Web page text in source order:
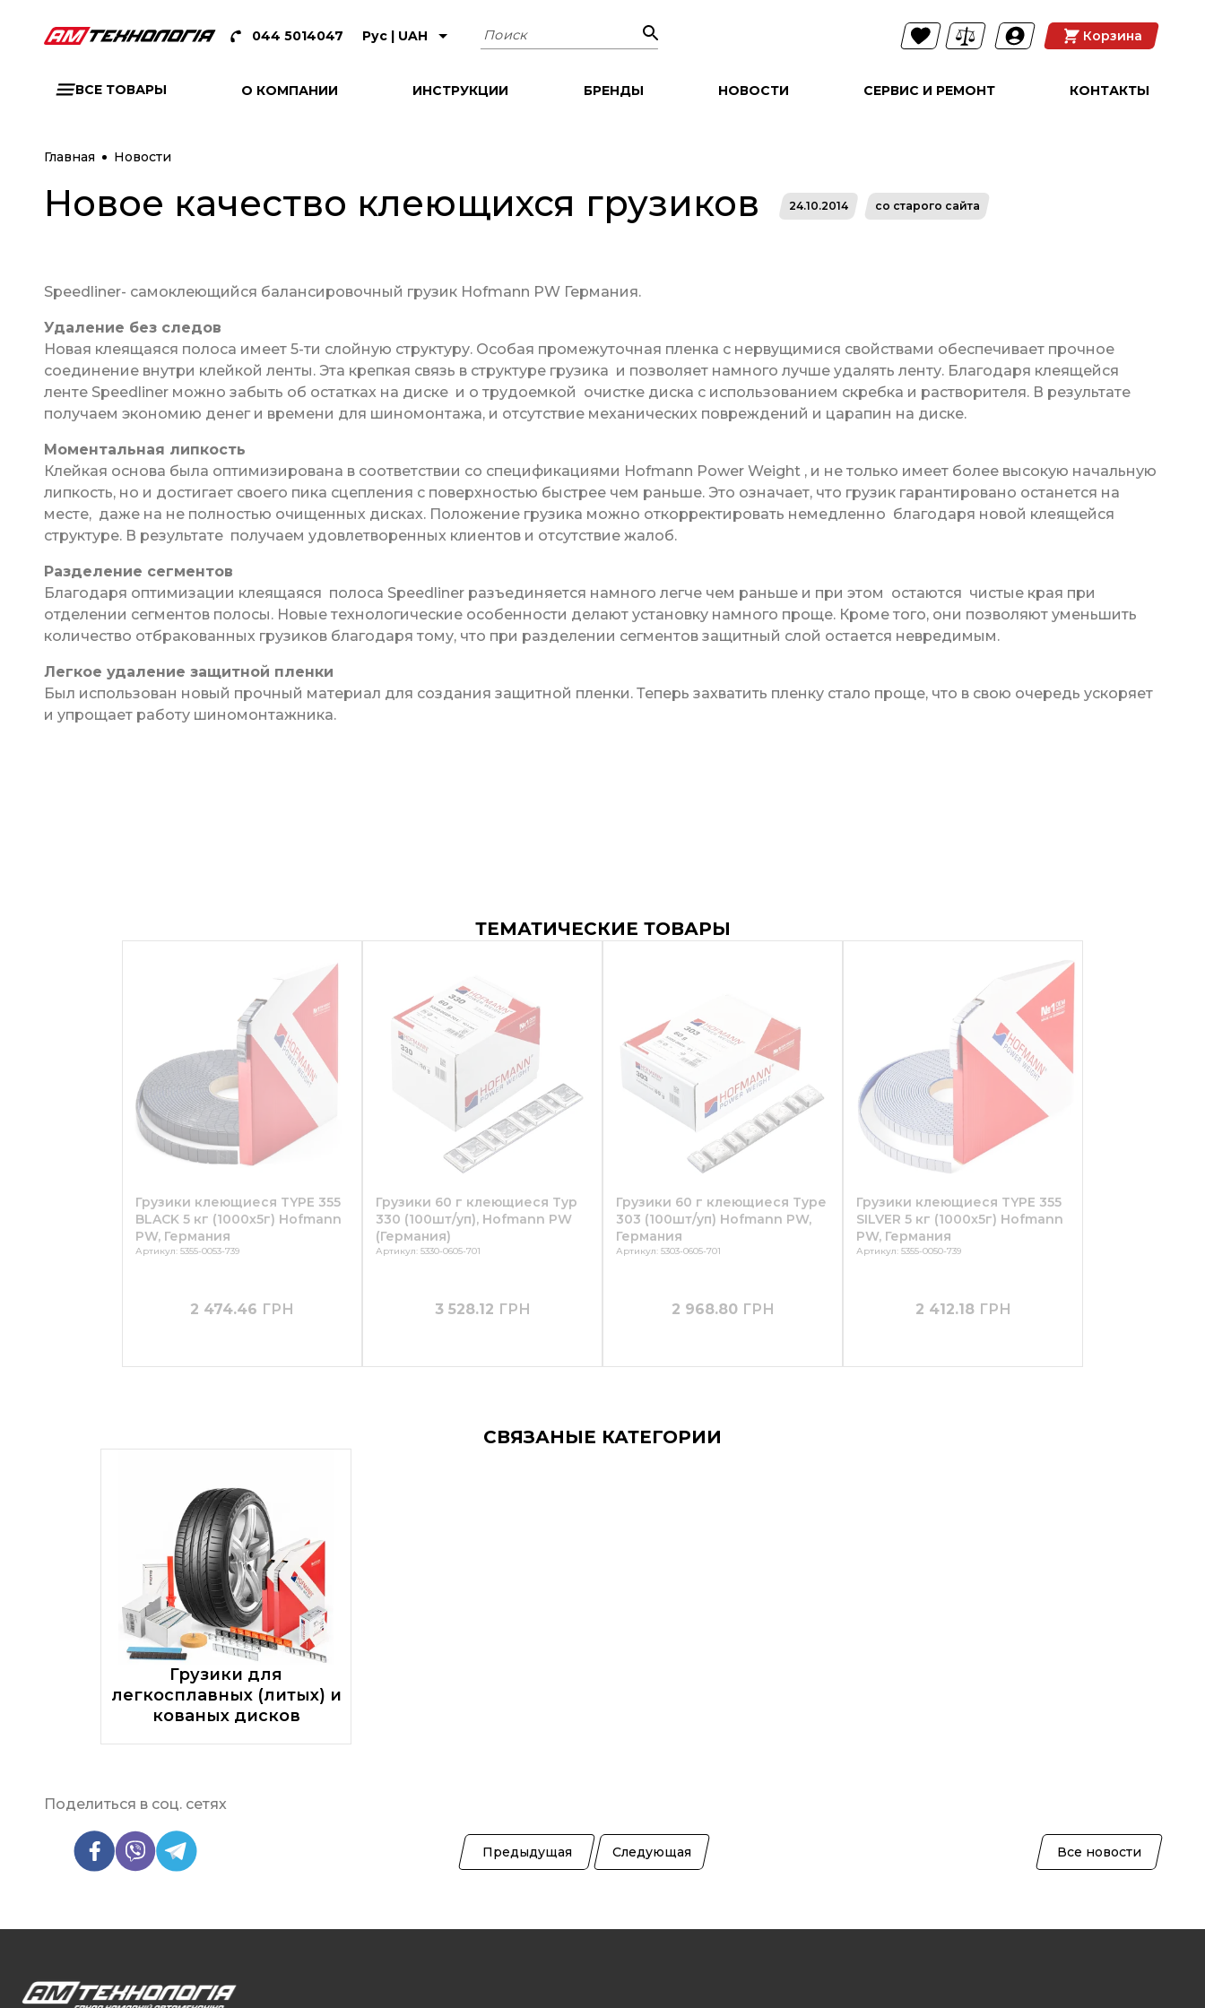
044 5014047 Рус | UAH Поиск Корзина
ВСЕ ТОВАРЫ О КОМПАНИИ ИНСТРУКЦИИ БРЕНДЫ НОВОСТИ СЕРВИС И РЕМОНТ КОНТАКТЫ
Главная Новости
Новое качество клеющихся грузиков 24.10.2014 со старого сайта
Speedliner- самоклеющийся балансировочный грузик Hofmann PW Германия.
Удаление без следов
Новая клеящаяся полоса имеет 5-ти слойную структуру. Особая промежуточная пленка с нервущимися свойствами обеспечивает прочное
соединение внутри клейкой ленты. Эта крепкая связь в структуре грузика и позволяет намного лучше удалять ленту. Благодаря клеящейся
ленте Speedliner можно забыть об остатках на диске и о трудоемкой очистке диска с использованием скребка и растворителя. В результате
получаем экономию денег и времени для шиномонтажа, и отсутствие механических повреждений и царапин на диске.
Моментальная липкость
Клейкая основа была оптимизирована в соответствии со спецификациями Hofmann Power Weight , и не только имеет более высокую начальную
липкость, но и достигает своего пика сцепления с поверхностью быстрее чем раньше. Это означает, что грузик гарантировано останется на
месте, даже на не полностью очищенных дисках. Положение грузика можно откорректировать немедленно благодаря новой клеящейся
структуре. В результате получаем удовлетворенных клиентов и отсутствие жалоб.
Разделение сегментов
Благодаря оптимизации клеящаяся полоса Speedliner разъединяется намного легче чем раньше и при этом остаются чистые края при
отделении сегментов полосы. Новые технологические особенности делают установку намного проще. Кроме того, они позволяют уменьшить
количество отбракованных грузиков благодаря тому, что при разделении сегментов защитный слой остается невредимым.
Легкое удаление защитной пленки
Был использован новый прочный материал для создания защитной пленки. Теперь захватить пленку стало проще, что в свою очередь ускоряет
и упрощает работу шиномонтажника.
ТЕМАТИЧЕСКИЕ ТОВАРЫ
Грузики клеющиеся TYPE 355
BLACK 5 кг (1000х5г) Hofmann
PW, Германия
Артикул: 5355-0053-739
2 474.46 ГРН
Грузики 60 г клеющиеся Typ
330 (100шт/уп), Hofmann PW
(Германия)
Артикул: 5330-0605-701
3 528.12 ГРН
Грузики 60 г клеющиеся Type
303 (100шт/уп) Hofmann PW,
Германия
Артикул: 5303-0605-701
2 968.80 ГРН
Грузики клеющиеся TYPE 355
SILVER 5 кг (1000х5г) Hofmann
PW, Германия
Артикул: 5355-0050-739
2 412.18 ГРН
СВЯЗАНЫЕ КАТЕГОРИИ
Грузики для
легкосплавных (литых) и
кованых дисков
Поделиться в соц. сетях
Предыдущая Следующая Все новости